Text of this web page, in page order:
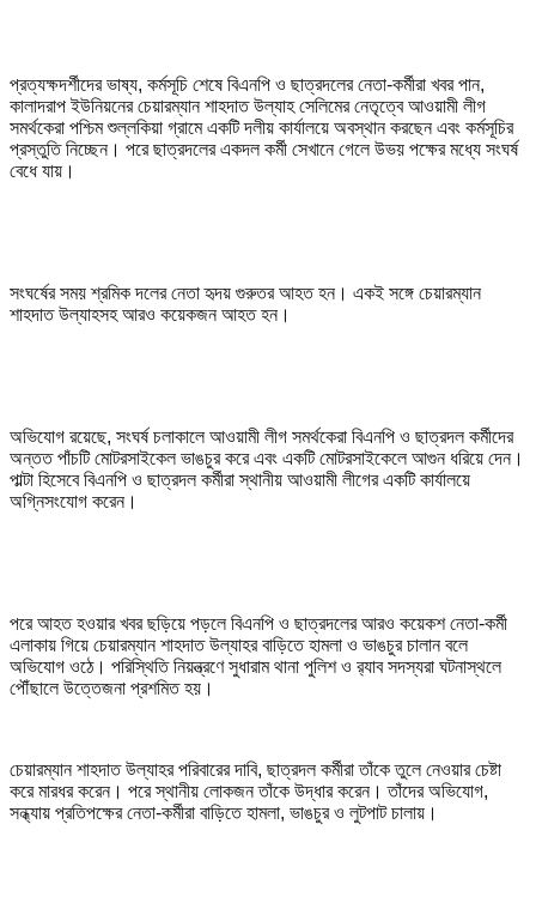
প্রত্যক্ষদর্শীদের ভাষ্য, কর্মসূচি শেষে বিএনপি ও ছাত্রদলের নেতা-কর্মীরা খবর পান,
কালাদরাপ ইউনিয়নের চেয়ারম্যান শাহদাত উল্যাহ সেলিমের নেতৃত্বে আওয়ামী লীগ
সমর্থকেরা পশ্চিম শুল্লকিয়া গ্রামে একটি দলীয় কার্যালয়ে অবস্থান করছেন এবং কর্মসূচির
প্রস্তুতি নিচ্ছেন। পরে ছাত্রদলের একদল কর্মী সেখানে গেলে উভয় পক্ষের মধ্যে সংঘর্ষ
বেধে যায়।
সংঘর্ষের সময় শ্রমিক দলের নেতা হৃদয় গুরুতর আহত হন। একই সঙ্গে চেয়ারম্যান
শাহদাত উল্যাহসহ আরও কয়েকজন আহত হন।
অভিযোগ রয়েছে, সংঘর্ষ চলাকালে আওয়ামী লীগ সমর্থকেরা বিএনপি ও ছাত্রদল কর্মীদের
অন্তত পাঁচটি মোটরসাইকেল ভাঙচুর করে এবং একটি মোটরসাইকেলে আগুন ধরিয়ে দেন।
পাল্টা হিসেবে বিএনপি ও ছাত্রদল কর্মীরা স্থানীয় আওয়ামী লীগের একটি কার্যালয়ে
অগ্নিসংযোগ করেন।
পরে আহত হওয়ার খবর ছড়িয়ে পড়লে বিএনপি ও ছাত্রদলের আরও কয়েকশ নেতা-কর্মী
এলাকায় গিয়ে চেয়ারম্যান শাহদাত উল্যাহর বাড়িতে হামলা ও ভাঙচুর চালান বলে
অভিযোগ ওঠে। পরিস্থিতি নিয়ন্ত্রণে সুধারাম থানা পুলিশ ও র‍্যাব সদস্যরা ঘটনাস্থলে
পৌঁছালে উত্তেজনা প্রশমিত হয়।
চেয়ারম্যান শাহদাত উল্যাহর পরিবারের দাবি, ছাত্রদল কর্মীরা তাঁকে তুলে নেওয়ার চেষ্টা
করে মারধর করেন। পরে স্থানীয় লোকজন তাঁকে উদ্ধার করেন। তাঁদের অভিযোগ,
সন্ধ্যায় প্রতিপক্ষের নেতা-কর্মীরা বাড়িতে হামলা, ভাঙচুর ও লুটপাট চালায়।